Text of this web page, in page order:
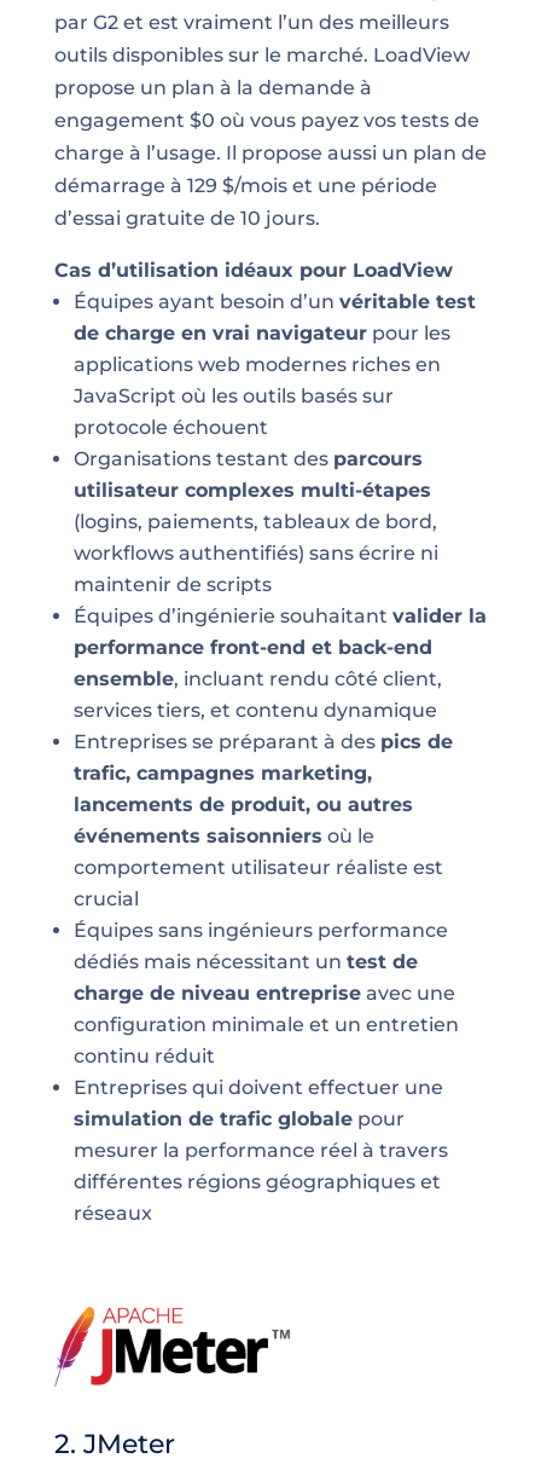
par G2 et est vraiment l’un des meilleurs
outils disponibles sur le marché. LoadView
propose un plan à la demande à
engagement $0 où vous payez vos tests de
charge à l’usage. Il propose aussi un plan de
démarrage à 129 $/mois et une période
d’essai gratuite de 10 jours.
Cas d’utilisation idéaux pour LoadView
Équipes ayant besoin d’un véritable test
de charge en vrai navigateurpour les
applications web modernes riches en
JavaScript où les outils basés sur
protocole échouent
Organisations testant des parcours
utilisateur complexes multi-étapes
(logins, paiements, tableaux de bord,
workflows authentifiés) sans écrire ni
maintenir de scripts
Équipes d’ingénierie souhaitant valider la
performance front-end et back-end
ensemble, incluant rendu côté client,
services tiers, et contenu dynamique
Entreprises se préparant à des pics de
trafic, campagnes marketing,
lancements de produit, ou autres
événements saisonniers où le
comportement utilisateur réaliste est
crucial
Équipes sans ingénieurs performance
dédiés mais nécessitant un test de
charge de niveau entrepriseavec une
configuration minimale et un entretien
continu réduit
Entreprises qui doivent effectuer une
simulation de trafic globalepour
mesurer la performance réel à travers
différentes régions géographiques et
réseaux
2. JMeter